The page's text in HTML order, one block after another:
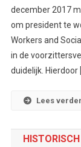
december 2017
om president te
Workers and
in de
duidelijk. Hierdoor
Lees verder